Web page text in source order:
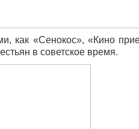
как «Сенокос», «Кино
в советское время.